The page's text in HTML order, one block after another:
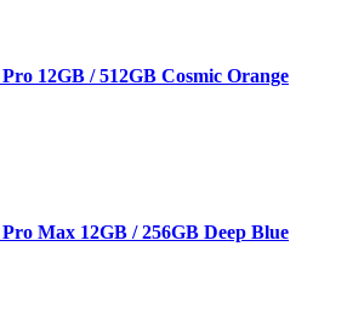
12GB / 512GB Cosmic Orange
Max 12GB / 256GB Deep Blue